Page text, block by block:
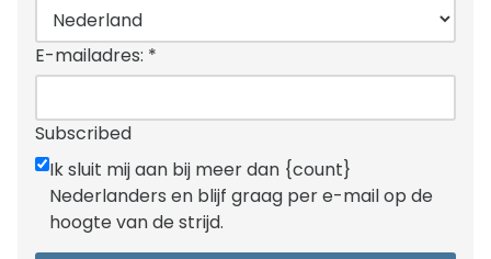
E-mailadres: *
Subscribed
Ik sluit mij aan bij meer dan {count}
Nederlanders en blijf graag per e-mail op de
hoogte van de strijd.